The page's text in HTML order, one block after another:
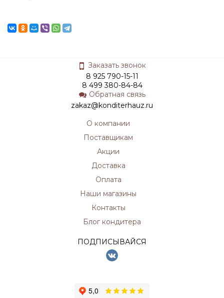
Заказать звонок
8 925 790-15-11
8 499 380-84-84
Обратная связь
zakaz@konditerhauz.ru
О компании
Поставщикам
Акции
Доставка
Оплата
Наши магазины
Контакты
Блог кондитера
ПОДПИСЫВАЙСЯ